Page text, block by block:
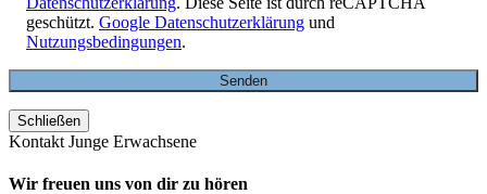
geschützt. Google Datenschutzerklärung und
Nutzungsbedingungen.
Schließen
Kontakt Junge Erwachsene
Wir freuen uns von dir zu hören